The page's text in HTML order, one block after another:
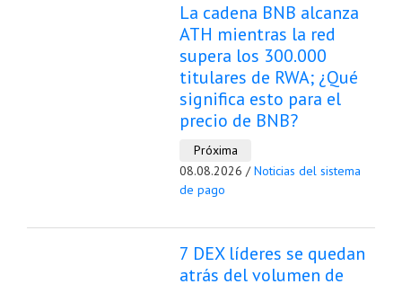
La cadena BNB alcanza
ATH mientras la red
supera los 300.000
titulares de RWA; ¿Qué
significa esto para el
precio de BNB?
Próxima
08.08.2026 /Noticias del sistema
de pago
7 DEX líderes se quedan
atrás del volumen de